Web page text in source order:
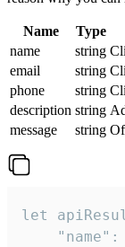
Name Type
name
string
email
string
phone
string
description string
message
string
let
"name":